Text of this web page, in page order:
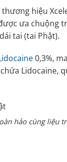
hiệu
ưa chuộng
tai (tai Phật).
0,3%,
Lidocaine,
hảo cùng liệu